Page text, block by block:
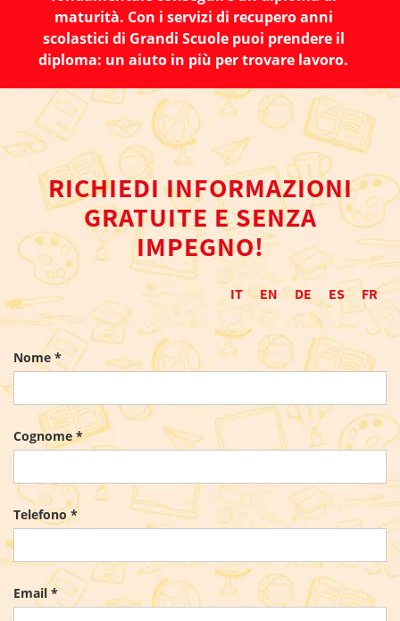
maturità. Con i servizi di recupero anni
scolastici di Grandi Scuole puoi prendere il
diploma: un aiuto in più per trovare lavoro.
RICHIEDI INFORMAZIONI
GRATUITE E SENZA
IMPEGNO!
IT EN DE ES FR
Nome *
Cognome *
Telefono *
Email *